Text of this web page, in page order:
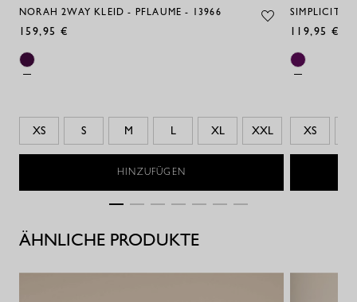
NORAH 2WAY KLEID - PFLAUME - 13966
159,95 €
XS S M L XL XXL
HINZUFÜGEN
SIMPLICITY
119,95 €
XS
ÄHNLICHE PRODUKTE